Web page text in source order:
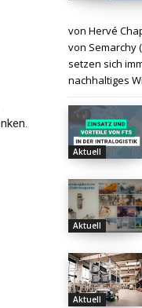
von Hervé
von Semarchy
setzen sich
nachhaltiges
Aktuell
Aktuell
Aktuell